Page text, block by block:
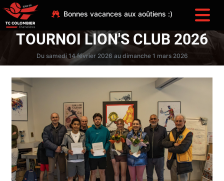
Bonnes vacances aux aoûtiens :)
TOURNOI LION'S CLUB 2026
Du samedi 14 février 2026 au dimanche 1 mars 2026